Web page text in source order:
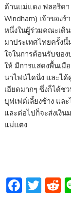
ด้านแม่แดง ฟลอริดา
Windham) เจ้าของ
หนึ่งในผู้ร่วมคณะเดิ
มาประเทศไทยครั้ง
ใจในการต้อนรับขอ
ให้ มีการแสดงพื้นเมื
นาไฟน์ไดนิ่ง และได้
เอียดมากๆ ซึ่งก็ได้ช
บุฟเฟต์เลี้ยงช้าง แล
และต่อไปก็จะส่งเงิน
แม่แตง
F T R